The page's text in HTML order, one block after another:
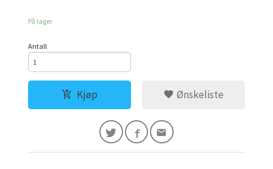
På lager
Antall
Kjøp Ønskeliste